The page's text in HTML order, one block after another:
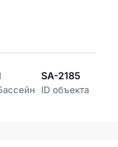
SA-2185
ID объекта